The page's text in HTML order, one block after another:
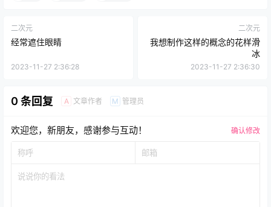
二次元
经常遮住眼睛
2023-11-27 2:36:28
二次元
我想制作这样的概念的花样滑
冰
2023-11-27 2:36:30
0 条回复 A 文章作者 M 管理员
欢迎您，新朋友，感谢参与互动！ 确认修改